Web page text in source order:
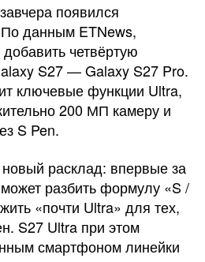
появился
данным ETNews,
четвёртую
S27 — Galaxy S27 Pro.
ключевые функции Ultra,
200 МП камеру и
S Pen.
расклад: впервые за
разбить формулу «S /
«почти Ultra» для тех,
S27 Ultra при этом
смартфоном линейки